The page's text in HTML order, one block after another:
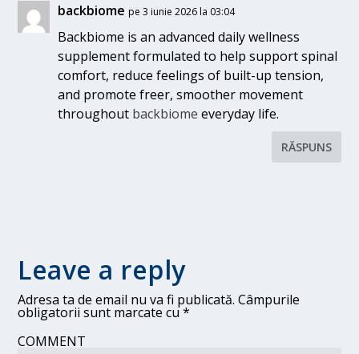
backbiome pe 3 iunie 2026 la 03:04
Backbiome is an advanced daily wellness
supplement formulated to help support spinal
comfort, reduce feelings of built-up tension,
and promote freer, smoother movement
throughout backbiome everyday life.
RĂSPUNS
Leave a reply
Adresa ta de email nu va fi publicată. Câmpurile
obligatorii sunt marcate cu*
COMMENT